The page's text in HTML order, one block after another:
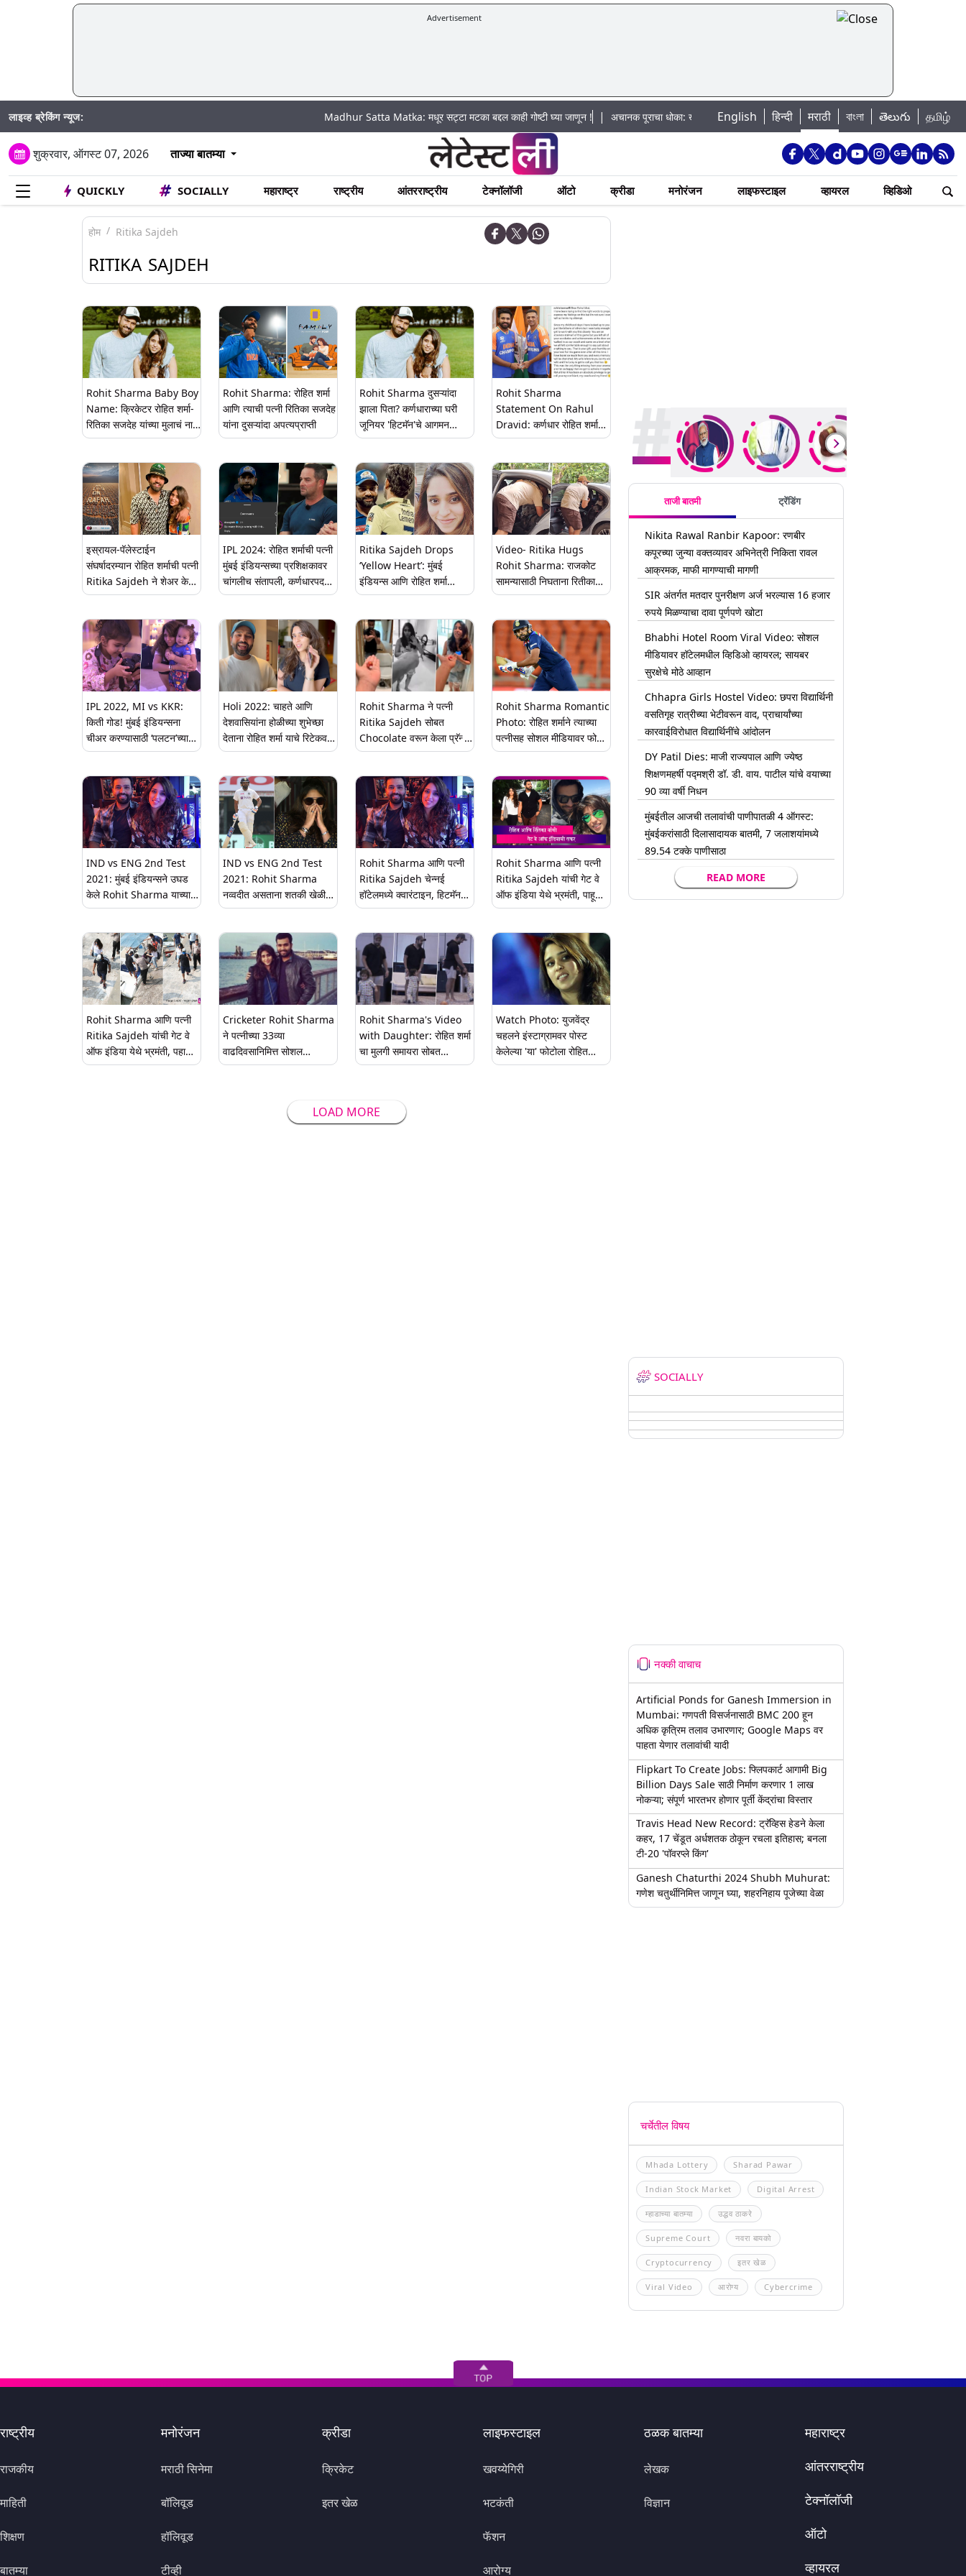
Advertisement
लाइव्ह ब्रेकिंग न्यूज: Madhur Satta Matka: मधूर सट्टा मटका बद्दल काही गोष्टी घ्या जाणून !|अचानक पूराचा धोका: खडकवासला धरणातून मुठानदी पात्रात विसर्ग सुरु; नागरिकांना नदीपात्रात न उतरण्याचे
English हिन्दी मराठी বাংলা తెలుగు தமிழ்
शुक्रवार, ऑगस्ट 07, 2026 ताज्या बातम्या
QUICKLY SOCIALLY महाराष्ट्र राष्ट्रीय आंतरराष्ट्रीय टेक्नॉलॉजी ऑटो क्रीडा मनोरंजन लाइफस्टाइल व्हायरल व्हिडिओ
होम Ritika Sajdeh
RITIKA SAJDEH
Rohit Sharma Baby Boy
Name: क्रिकेटर रोहित शर्मा-
रितिका सजदेह यांच्या मुलाचं नाव
'अहान'; या क्यूट फोटोतून केलं
Rohit Sharma: रोहित शर्मा
आणि त्याची पत्नी रितिका सजदेह
यांना दुसऱ्यांदा अपत्यप्राप्ती
Rohit Sharma दुसऱ्यांदा
झाला पिता? कर्णधाराच्या घरी
जूनियर 'हिटमॅन'चे आगमन
झाल्याची सोशल मीडियावर चर्चा
Rohit Sharma
Statement On Rahul
Dravid: कर्णधार रोहित शर्माने
'गुरु' राहुल द्रविडसाठी लिहिला
म्हणाला... (See Post)
इस्रायल-पॅलेस्टाईन
संघर्षादरम्यान रोहित शर्माची पत्नी
Ritika Sajdeh ने शेअर केली
'All Eyes on Rafah'
इंस्टाग्राम स्टोरी; 'खाते हॅक झाले
का?' चाहत्यांचा प्रश्न
IPL 2024: रोहित शर्माची पत्नी
मुंबई इंडियन्सच्या प्रशिक्षकावर
चांगलीच संतापली, कर्णधारपद
गमावल्याने संताप!
Ritika Sajdeh Drops
‘Yellow Heart’: मुंबई
इंडियन्स आणि रोहित शर्मा
यांच्यात सर्व ठीक? CSK च्या
अशी प्रतिक्रिया
Video- Ritika Hugs
Rohit Sharma: राजकोट
सामन्यासाठी निघताना रितीका
आणि रोहित शर्माचा 'तो' व्हिडिओ
IPL 2022, MI vs KKR:
किती गोड! मुंबई इंडियन्सना
चीअर करण्यासाठी ‘पलटन’च्या
छोट्या चीअरलीडर्सची तयारी
Holi 2022: चाहते आणि
देशवासियांना होळीच्या शुभेच्छा
देताना रोहित शर्मा याचे रिटेकवर,
रिटेक, पत्नी रितिका ही वैतागली;
Rohit Sharma ने पत्नी
Ritika Sajdeh सोबत
Chocolate वरून केला प्रॅन्क;
इंस्टाग्रामवर शेअर केला व्हिडिओ
Rohit Sharma Romantic
Photo: रोहित शर्माने त्याच्या
पत्नीसह सोशल मीडियावर फोटो
शेअर करत 'ही' केली पार्थना
IND vs ENG 2nd Test
2021: मुंबई इंडियन्सने उघड
केले Rohit Sharma याच्या
शतकी खेळीचे Valentine’s
दिले खास गिफ्ट (See Tweet)
IND vs ENG 2nd Test
2021: Rohit Sharma
नव्वदीत असताना शतकी खेळी
होईपर्यंत त्याची पत्नी Ritika ची
Video
Rohit Sharma आणि पत्नी
Ritika Sajdeh चेन्नई
हॉटेलमध्ये क्वारंटाइन, हिटमॅनने
शेअर केला Quaran-Team
Rohit Sharma आणि पत्नी
Ritika Sajdeh यांची गेट वे
ऑफ इंडिया येथे भ्रमंती, पाहूयात
फोटो
Rohit Sharma आणि पत्नी
Ritika Sajdeh यांची गेट वे
ऑफ इंडिया येथे भ्रमंती, पहा
Photos
Cricketer Rohit Sharma
ने पत्नीच्या 33व्या
वाढदिवसानिमित्त सोशल
मिडीयावर क्यूट फोटो शेअर
Rohit Sharma's Video
with Daughter: रोहित शर्मा
चा मुलगी समायरा सोबत
खेळतानाचा क्युट व्हिडिओ
Watch Photo: युजवेंद्र
चहलने इंस्टाग्रामवर पोस्ट
केलेल्या 'या' फोटोला रोहित
शर्माची पत्नी रितिकाने दिली
LOAD MORE
ताजी बातमी ट्रेंडिंग
Nikita Rawal Ranbir Kapoor: रणबीर
कपूरच्या जुन्या वक्तव्यावर अभिनेत्री निकिता रावल
आक्रमक, माफी मागण्याची मागणी
SIR अंतर्गत मतदार पुनरीक्षण अर्ज भरल्यास 16 हजार
रुपये मिळण्याचा दावा पूर्णपणे खोटा
Bhabhi Hotel Room Viral Video: सोशल
मीडियावर हॉटेलमधील व्हिडिओ व्हायरल; सायबर
सुरक्षेचे मोठे आव्हान
Chhapra Girls Hostel Video: छपरा विद्यार्थिनी
वसतिगृह रात्रीच्या भेटीवरून वाद, प्राचार्यांच्या
कारवाईविरोधात विद्यार्थिनींचे आंदोलन
DY Patil Dies: माजी राज्यपाल आणि ज्येष्ठ
शिक्षणमहर्षी पद्मश्री डॉ. डी. वाय. पाटील यांचे वयाच्या
90 व्या वर्षी निधन
मुंबईतील आजची तलावांची पाणीपातळी 4 ऑगस्ट:
मुंबईकरांसाठी दिलासादायक बातमी, 7 जलाशयांमध्ये
89.54 टक्के पाणीसाठा
READ MORE
SOCIALLY
नक्की वाचाच
Artificial Ponds for Ganesh Immersion in
Mumbai: गणपती विसर्जनासाठी BMC 200 हून
अधिक कृत्रिम तलाव उभारणार; Google Maps वर
पाहता येणार तलावांची यादी
Flipkart To Create Jobs: फ्लिपकार्ट आगामी Big
Billion Days Sale साठी निर्माण करणार 1 लाख
नोकऱ्या; संपूर्ण भारतभर होणार पूर्ती केंद्रांचा विस्तार
Travis Head New Record: ट्रॅव्हिस हेडने केला
कहर, 17 चेंडूत अर्धशतक ठोकून रचला इतिहास; बनला
टी-20 'पॉवरप्ले किंग'
Ganesh Chaturthi 2024 Shubh Muhurat:
गणेश चतुर्थीनिमित्त जाणून घ्या, शहरनिहाय पूजेच्या वेळा
चर्चेतील विषय
Mhada Lottery Sharad Pawar
Indian Stock Market Digital Arrest
म्हाडाच्या बातम्या उद्धव ठाकरे
Supreme Court नवरा बायको
Cryptocurrency इतर खेळ
Viral Video आरोग्य Cybercrime
राष्ट्रीय
राजकीय
माहिती
शिक्षण
बातम्या
मनोरंजन
मराठी सिनेमा
बॉलिवूड
हॉलिवूड
टीव्ही
क्रीडा
क्रिकेट
इतर खेळ
लाइफस्टाइल
खवय्येगिरी
भटकंती
फॅशन
आरोग्य
ठळक बातम्या
लेखक
विज्ञान
महाराष्ट्र
आंतरराष्ट्रीय
टेक्नॉलॉजी
ऑटो
व्हायरल